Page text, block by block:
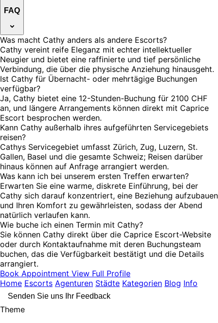
FAQ
Was macht Cathy anders als andere Escorts?
Cathy vereint reife Eleganz mit echter intellektueller
Neugier und bietet eine raffinierte und tief persönliche
Verbindung, die über die physische Anziehung hinausgeht.
Ist Cathy für Übernacht- oder mehrtägige Buchungen
verfügbar?
Ja, Cathy bietet eine 12-Stunden-Buchung für 2100 CHF
an, und längere Arrangements können direkt mit Caprice
Escort besprochen werden.
Kann Cathy außerhalb ihres aufgeführten Servicegebiets
reisen?
Cathys Servicegebiet umfasst Zürich, Zug, Luzern, St.
Gallen, Basel und die gesamte Schweiz; Reisen darüber
hinaus können auf Anfrage arrangiert werden.
Was kann ich bei unserem ersten Treffen erwarten?
Erwarten Sie eine warme, diskrete Einführung, bei der
Cathy sich darauf konzentriert, eine Beziehung aufzubauen
und Ihren Komfort zu gewährleisten, sodass der Abend
natürlich verlaufen kann.
Wie buche ich einen Termin mit Cathy?
Sie können Cathy direkt über die Caprice Escort-Website
oder durch Kontaktaufnahme mit deren Buchungsteam
buchen, das die Verfügbarkeit bestätigt und die Details
arrangiert.
Book Appointment View Full Profile
Home Escorts Agenturen Städte Kategorien Blog Info
Senden Sie uns Ihr Feedback
Theme